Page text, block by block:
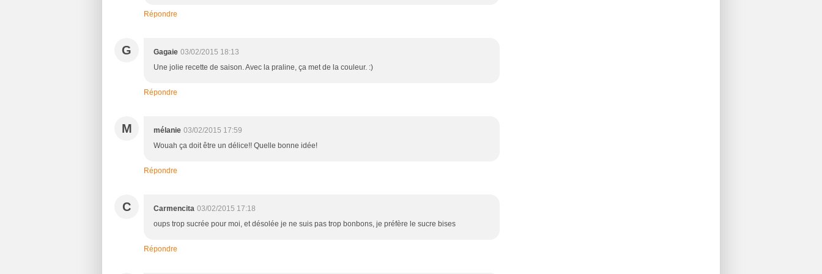
Répondre
G Gagaie 03/02/2015 18:13
Une jolie recette de saison. Avec la praline, ça met de la couleur. :)
Répondre
M mélanie 03/02/2015 17:59
Wouah ça doit être un délice!! Quelle bonne idée!
Répondre
C Carmencita 03/02/2015 17:18
oups trop sucrée pour moi, et désolée je ne suis pas trop bonbons, je préfère le sucre bises
Répondre